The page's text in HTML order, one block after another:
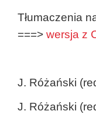
Tłumaczenia
===> wersja z
J. Różański
J. Różański